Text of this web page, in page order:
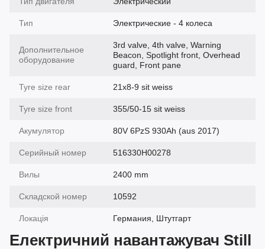
Тип Электрические - 4 колеса
Дополнительное
оборудование
3rd valve, 4th valve, Warning
Beacon, Spotlight front, Overhead
guard, Front pane
Tyre size rear 21x8-9 sit weiss
Tyre size front 355/50-15 sit weiss
Акумулятор 80V 6PzS 930Ah (aus 2017)
Серийный номер 516330H00278
Вилы 2400 mm
Складской номер 10592
Локація Германия, Штутгарт
Електричний навантажувач Still